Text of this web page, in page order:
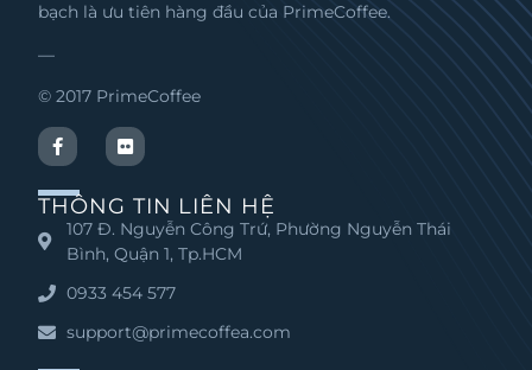
bạch là ưu tiên hàng đầu của PrimeCoffee.
—
© 2017 PrimeCoffee
THÔNG TIN LIÊN HỆ
107 Đ. Nguyễn Công Trứ, Phường Nguyễn Thái
Bình, Quận 1, Tp.HCM
0933 454 577
support@primecoffea.com